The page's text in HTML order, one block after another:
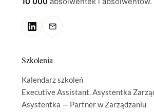
Szkolenia
Kalendarz szkoleń
Executive Assistant. Asystentka
Asystentka — Partner w Zarządzaniu